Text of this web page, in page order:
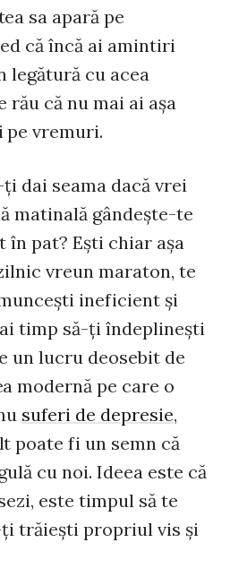
sa apară pe
că încă ai amintiri
legătură cu acea
rău că nu mai ai aşa
pe vremuri.
dai seama dacă vrei
matinală gândeşte-te
în pat? Eşti chiar aşa
vreun maraton, te
ineficient şi
timp să-ţi îndeplineşti
un lucru deosebit de
modernă pe care o
suferi de depresie,
poate fi un semn că
cu noi. Ideea este că
este timpul să te
trăieşti propriul vis şi